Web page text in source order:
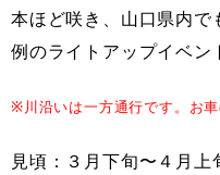
本ほど咲き、山口県内で
例のライトアップイベン
※川沿いは一方通行です。お車
見頃：３月下旬〜４月上